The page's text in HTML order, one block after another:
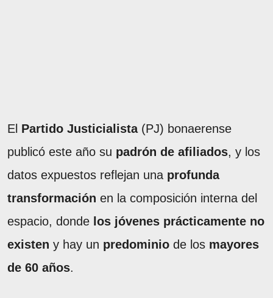
El Partido Justicialista(PJ) bonaerense
publicó este año su padrón de afiliados, y los
datos expuestos reflejan una profunda
transformación en la composición interna del
espacio, donde los jóvenes prácticamente no
existen y hay un predominio de los mayores
de 60 años.